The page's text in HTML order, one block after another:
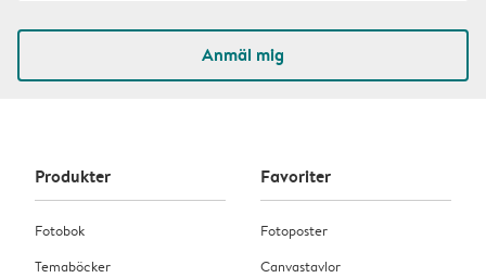
Anmäl mig
Produkter
Fotobok
Temaböcker
Favoriter
Fotoposter
Canvastavlor